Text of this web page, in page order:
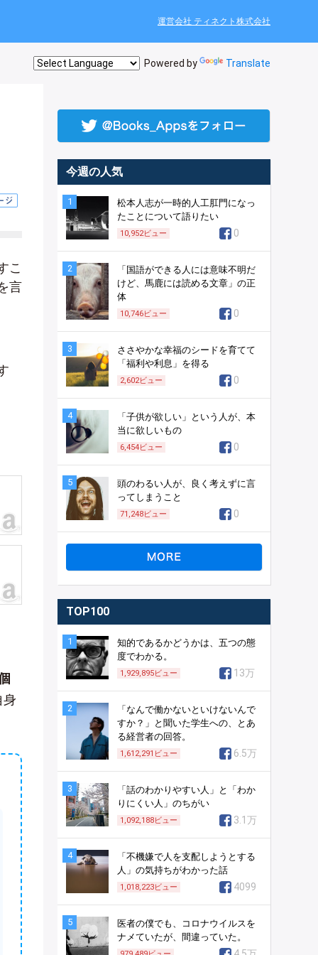
運営会社 ティネクト株式会社
Powered by Translate
こ
言
今週の人気
1
松本人志が一時的人工肛門になっ
たことについて語りたい
10,952ビュー 0
2
「国語ができる人には意味不明だ
けど、馬鹿には読める文章」の正
体
10,746ビュー 0
3
ささやかな幸福のシードを育てて
「福利や利息」を得る
2,602ビュー 0
4
「子供が欲しい」という人が、本
当に欲しいもの
6,454ビュー 0
5
頭のわるい人が、良く考えずに言
ってしまうこと
71,248ビュー 0
TOP100
1
知的であるかどうかは、五つの態
度でわかる。
1,929,895ビュー 13万
2
「なんで働かないといけないんで
すか？」と聞いた学生への、とあ
る経営者の回答。
1,612,291 ビュー 6.5万
3
「話のわかりやすい人」と「わか
りにくい人」のちがい
1,092,188ビュー 3.1万
4
「不機嫌で人を支配しようとする
人」の気持ちがわかった話
1,018,223ビュー 4099
5
医者の僕でも、コロナウイルスを
ナメていたが、間違っていた。